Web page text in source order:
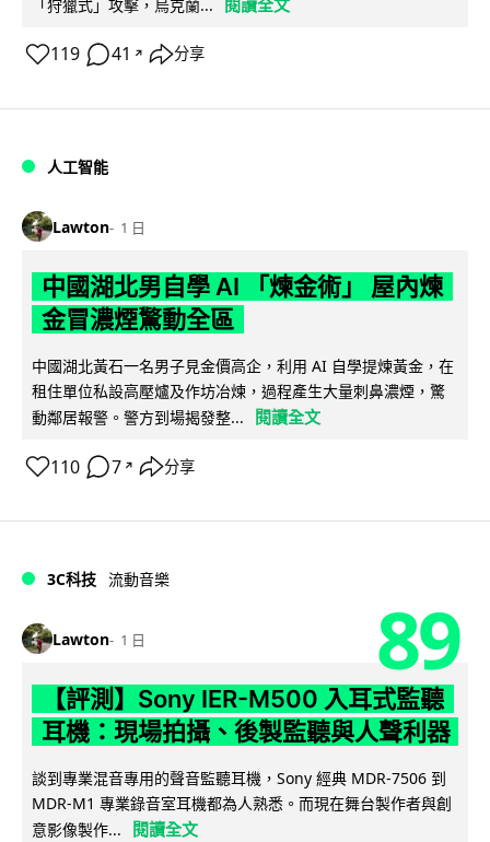
「狩獵式」攻擊，烏克蘭... 閱讀全文
119 41 ↗ 分享
人工智能
Lawton 1 日
中國湖北男自學 AI 「煉金術」 屋內煉
金冒濃煙驚動全區
中國湖北黃石一名男子見金價高企，利用 AI 自學提煉黃金，在
租住單位私設高壓爐及作坊冶煉，過程產生大量刺鼻濃煙，驚
動鄰居報警。警方到場揭發整...
閱讀全文
110 7 ↗ 分享
3C科技 流動音樂
Lawton 1 日 89
【評測】Sony IER-M500 入耳式監聽
耳機：現場拍攝、後製監聽與人聲利器
談到專業混音專用的聲音監聽耳機，Sony 經典 MDR-7506 到
MDR-M1 專業錄音室耳機都為人熟悉。而現在舞台製作者與創
意影像製作...
閱讀全文